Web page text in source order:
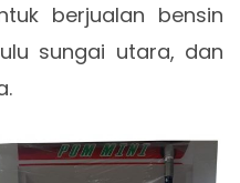
berjualan bensin
sungai utara, dan